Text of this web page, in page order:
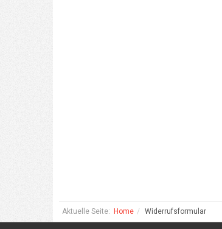
Aktuelle Seite: Home Widerrufsformular